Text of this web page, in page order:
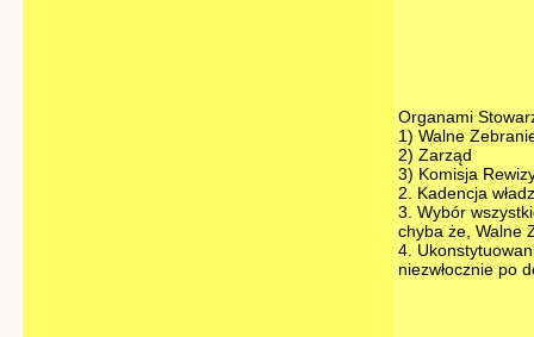
Organami
1) Walne
2) Zarząd
3) Komisja
2. Kadencja
3. Wybór
chyba że, Walne
4.
niezwłocznie po